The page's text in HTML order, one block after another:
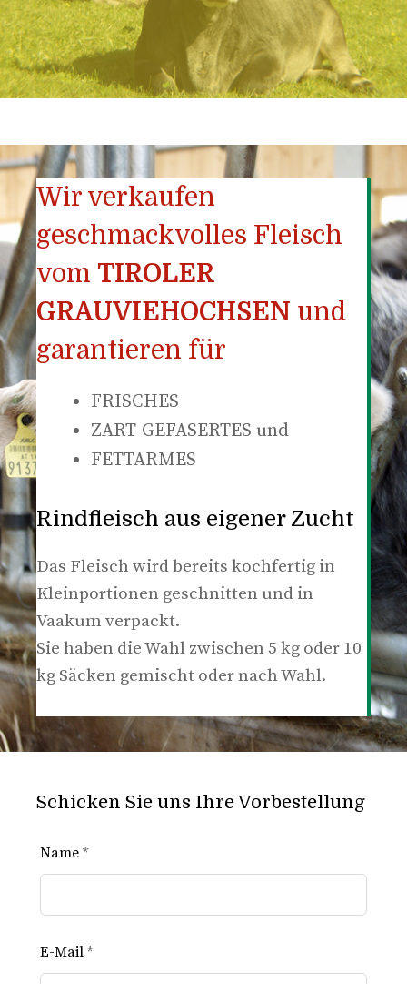
Wir verkaufen
geschmackvolles Fleisch
vom TIROLER
GRAUVIEHOCHSEN und
garantieren für
FRISCHES
ZART-GEFASERTES und
FETTARMES
Rindfleisch aus eigener Zucht
Das Fleisch wird bereits kochfertig in
Kleinportionen geschnitten und in
Vaakum verpackt.
Sie haben die Wahl zwischen 5 kg oder 10
kg Säcken gemischt oder nach Wahl.
Schicken Sie uns Ihre Vorbestellung
Lass
dieses
Name *
E-Mail *